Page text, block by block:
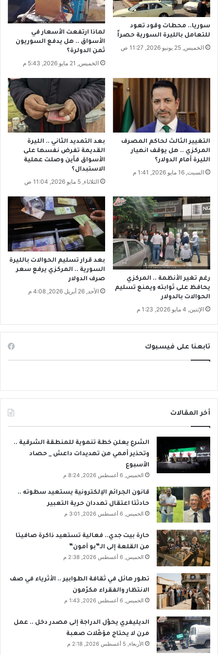
ل
ا
م
ر
ك
و
و
ط
ن
ي
م
ع
ي
ا
ت
.
.
ي
ي
ن
ظ
ا
و
ر
ي
ل
س
ة
ا
ل
و
ر
ي
سوريا.. محطات وقود تعود
للتعامل بالليرة السورية حصراً
الخميس, 25 يونيو 2026, 11:27 ص
لماذا ارتفعت الأسعار في
الأسواق .. هل يدفع السوريون
ثمن الدولرة؟
الخميس, 21 مايو 2026, 5:43 م
التغيير الثالث لحاكم المصرف
المركزي .. هل يوقف انهيار
الليرة أمام الدولار؟
السبت, 16 مايو 2026, 1:41 م
بعد التمديد الثاني .. الليرة
القديمة تفرض نفسها على
الأسواق فأين وصلت عملية
الاستبدال؟
الثلاثاء, 5 مايو 2026, 11:04 ص
رغم تغير الأنظمة .. المركزي
يحافظ على ثوابته ويمنع تسليم
الحوالات بالدولار
الإثنين, 4 مايو 2026, 1:23 م
بعد قرار تسليم الحوالات بالليرة
السورية .. المركزي يرفع سعر
صرف الدولار
الأحد, 26 أبريل 2026, 4:08 م
تابعنا على فيسبوك
أخر المقالات
الشرع يعلن خطة تنموية للمنطقة الشرقية ..
وتحذير أممي من تهديدات داعش _ حصاد
الأسبوع
الخميس, 6 أغسطس 2026, 8:24 م
قانون الجرائم الإلكترونية يستعيد سطوته ..
حادثتا اعتقال تهددان حرية التعبير
الخميس, 6 أغسطس 2026, 3:01 م
حارة بيت جدي.. فعالية تستعيد ذاكرة صافيتا
من القلعة إلى الـ”بو آمون”
الخميس, 6 أغسطس 2026, 2:38 م
تطور هائل في ثقافة الطوابير .. الأثرياء في صف
الانتظار والفقراء مكرّمون
الخميس, 6 أغسطس 2026, 1:43 م
الديليفري يحوّل الدراجة إلى مصدر دخل .. عمل
مرن لا يحتاج مؤهّلات صعبة
الأربعاء, 5 أغسطس 2026, 2:18 م